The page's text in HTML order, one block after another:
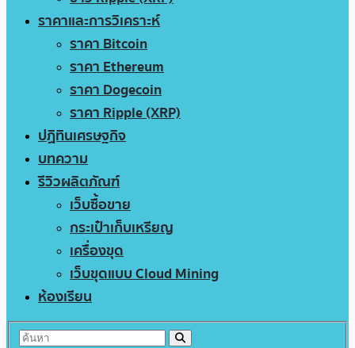
ราคาและการวิเคราะห์
ราคา Bitcoin
ราคา Ethereum
ราคา Dogecoin
ราคา Ripple (XRP)
ปฏิทินเศรษฐกิจ
บทความ
รีวิวผลิตภัณฑ์
เว็บซื้อขาย
กระเป๋าเก็บเหรียญ
เครื่องขุด
เว็บขุดแบบ Cloud Mining
ห้องเรียน